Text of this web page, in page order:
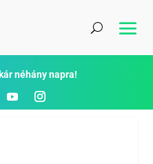
néhány napra!